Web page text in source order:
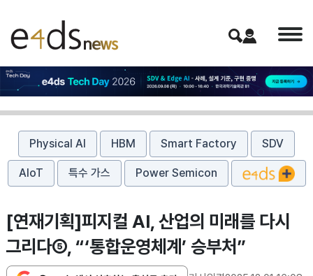
Physical AI HBM Smart Factory SDV
AIoT 특수 가스 Power Semicon
[연재기획]피지컬 AI, 산업의 미래를 다시
그리다⑤, “‘통합운영체계’ 승부처”